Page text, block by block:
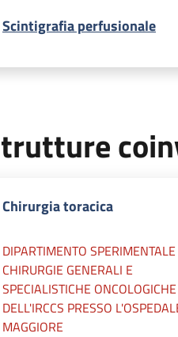
Scintigrafia perfusionale
Chirurgia toracica
DIPARTIMENTO SPERIMENTALE
CHIRURGIE GENERALI E
SPECIALISTICHE ONCOLOGICHE
DELL'IRCCS PRESSO
MAGGIORE